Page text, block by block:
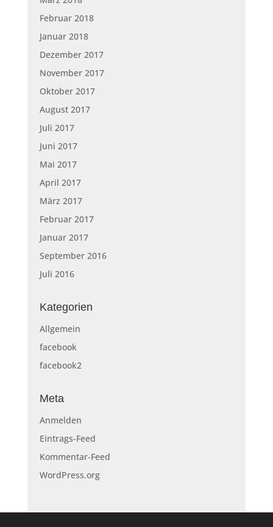
Februar 2018
Januar 2018
Dezember 2017
November 2017
Oktober 2017
August 2017
Juli 2017
Juni 2017
Mai 2017
April 2017
März 2017
Februar 2017
Januar 2017
September 2016
Juli 2016
Kategorien
Allgemein
facebook
facebook2
Meta
Anmelden
Eintrags-Feed
Kommentar-Feed
WordPress.org